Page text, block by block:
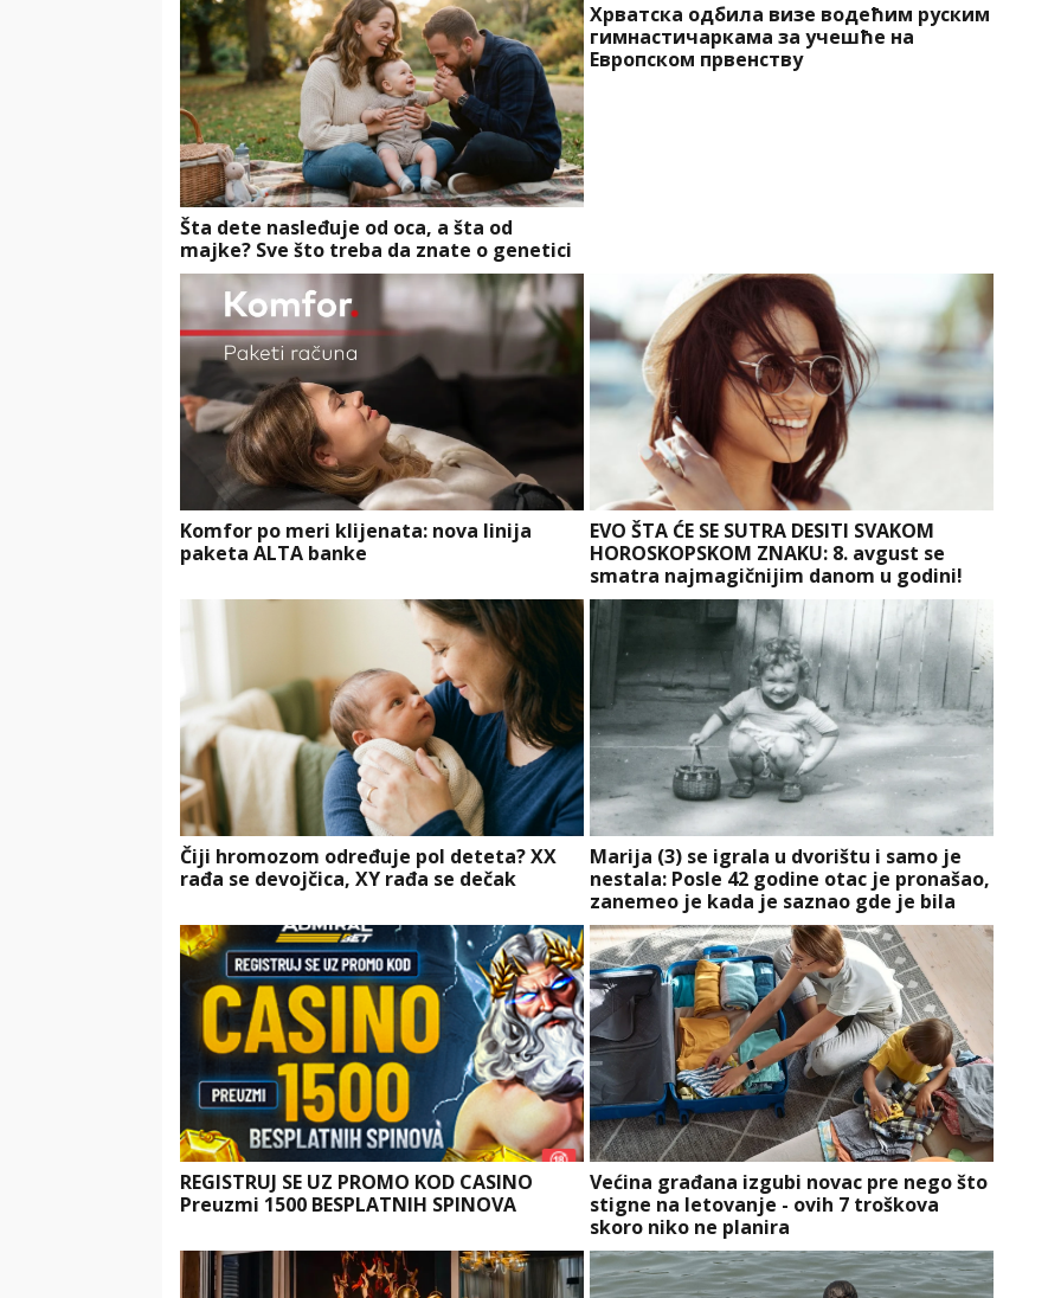
Šta dete nasleđuje od oca, a šta od
majke? Sve što treba da znate o genetici
Хрватска одбила визе водећим руским
гимнастичаркама за учешће на
Европском првенству
Komfor po meri klijenata: nova linija
paketa ALTA banke
EVO ŠTA ĆE SE SUTRA DESITI SVAKOM
HOROSKOPSKOM ZNAKU: 8. avgust se
smatra najmagičnijim danom u godini!
Čiji hromozom određuje pol deteta? XX
rađa se devojčica, XY rađa se dečak
Marija (3) se igrala u dvorištu i samo je
nestala: Posle 42 godine otac je pronašao,
zanemeo je kada je saznao gde je bila
REGISTRUJ SE UZ PROMO KOD CASINO
Preuzmi 1500 BESPLATNIH SPINOVA
Većina građana izgubi novac pre nego što
stigne na letovanje - ovih 7 troškova
skoro niko ne planira